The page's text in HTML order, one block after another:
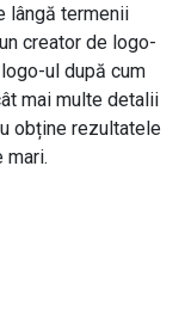
lângă termenii
creator de logo-
ul după cum
mai multe detalii
obține rezultatele
mari.